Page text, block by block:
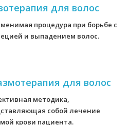
для волос
процедура при борьбе с
и выпадением волос.
для волос
методика,
собой лечение
крови пациента.